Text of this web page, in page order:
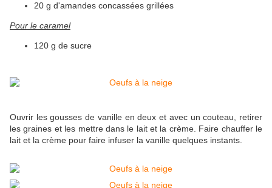
20 g d'amandes concassées grillées
Pour le caramel
120 g de sucre
Ouvrir les gousses de vanille en deux et avec un couteau, retirer
les graines et les mettre dans le lait et la crème. Faire chauffer le
lait et la crème pour faire infuser la vanille quelques instants.